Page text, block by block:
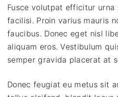
Fusce volutpat efficitur urna
facilisi. Proin varius mauris
faucibus. Donec eget nisl
aliquam eros. Vestibulum
semper gravida placerat at
Donec feugiat eu metus sit